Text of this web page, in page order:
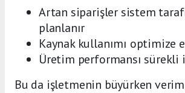
Artan siparişler sistem
planlanır
Kaynak kullanımı optimize
Üretim performansı sürekli
Bu da işletmenin büyürken